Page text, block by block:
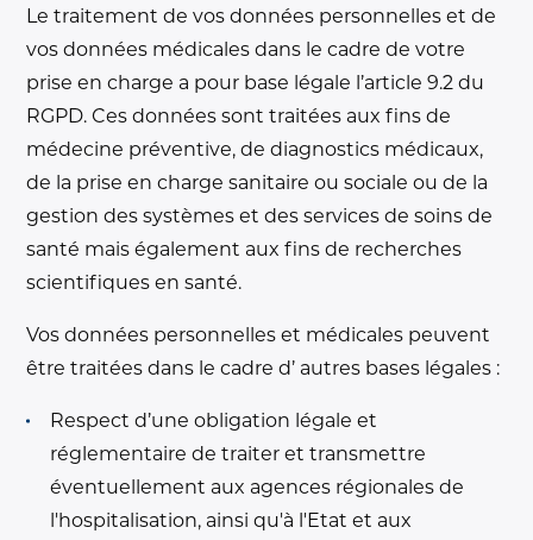
Le traitement de vos données personnelles et de
vos données médicales dans le cadre de votre
prise en charge a pour base légale l’article 9.2 du
RGPD. Ces données sont traitées aux fins de
médecine préventive, de diagnostics médicaux,
de la prise en charge sanitaire ou sociale ou de la
gestion des systèmes et des services de soins de
santé mais également aux fins de recherches
scientifiques en santé.
Vos données personnelles et médicales peuvent
être traitées dans le cadre d’ autres bases légales :
Respect d’une obligation légale et
réglementaire de traiter et transmettre
éventuellement aux agences régionales de
l'hospitalisation, ainsi qu'à l'Etat et aux